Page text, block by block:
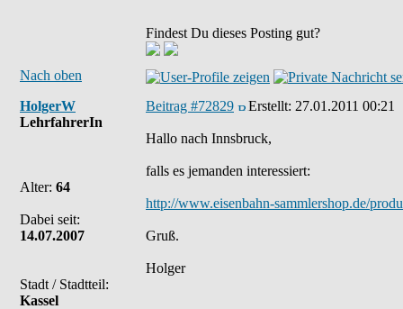
Findest Du dieses Posting gut?
Nach oben
HolgerW
LehrfahrerIn
Alter: 64
Dabei seit:
14.07.2007
Stadt / Stadtteil:
Kassel
Beitrag #72829 Erstellt: 27.01.2011 00:21
Hallo nach Innsbruck,
falls es jemanden interessiert:
http://www.eisenbahn-sammlershop.de/
Gruß.
Holger